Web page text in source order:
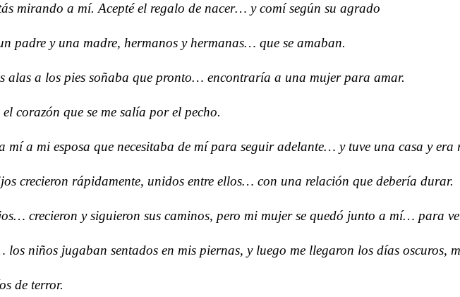
mirando a mí. Acepté el regalo de nacer… y comí según su agrado
padre y una madre, hermanos y hermanas… que se amaban.
alas a los pies soñaba que pronto… encontraría a una mujer para amar.
corazón que se me salía por el pecho.
a mi esposa que necesitaba de mí para seguir adelante… y tuve una casa y era
crecieron rápidamente, unidos entre ellos… con una relación que debería durar.
crecieron y siguieron sus caminos, pero mi mujer se quedó junto a mí… para
los niños jugaban sentados en mis piernas, y luego me llegaron los días oscuros,
de terror.